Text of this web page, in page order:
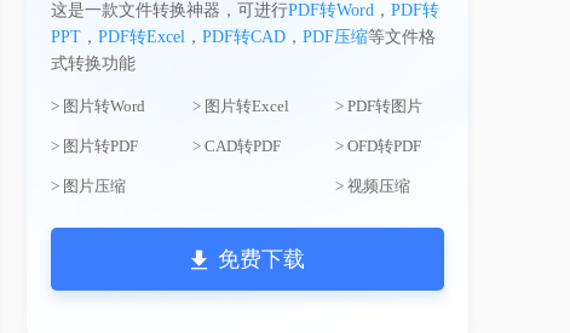
这是一款文件转换神器，可进行PDF转Word， PDF转
PPT， PDF转Excel， PDF转CAD， PDF压缩等文件格
式转换功能
> 图片转Word > 图片转Excel > PDF转图片
> 图片转PDF > CAD转PDF > OFD转PDF
> 图片压缩 > 视频压缩
免费下载